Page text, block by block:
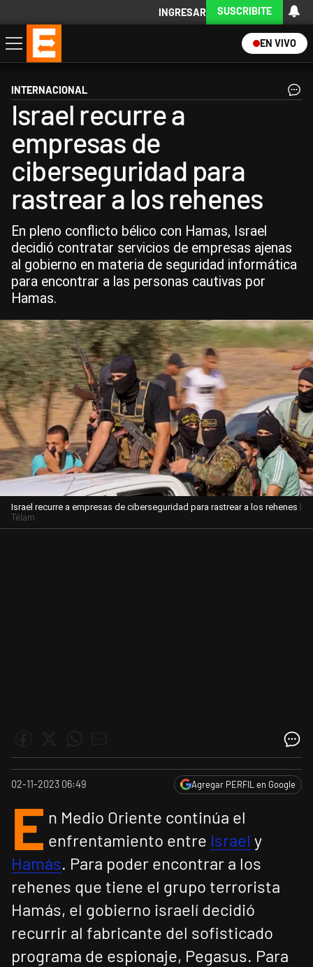
INGRESAR SUSCRIBITE
EN VIVO
Economía
Política
Internacional
Actualidad
Descargá la App
INTERNACIONAL
Israel recurre a
empresas de
ciberseguridad para
rastrear a los rehenes
En pleno conflicto bélico con Hamas, Israel
decidió contratar servicios de empresas ajenas
al gobierno en materia de seguridad informática
para encontrar a las personas cautivas por
Hamas.
Israel recurre a empresas de ciberseguridad para rastrear a los rehenes |
Télam
02-11-2023 06:49 Agregar PERFIL en Google
E n Medio Oriente continúa el
enfrentamiento entre Israel y
Hamás. Para poder encontrar a los
rehenes que tiene el grupo terrorista
Hamás, el gobierno israelí decidió
recurrir al fabricante del sofisticado
programa de espionaje, Pegasus. Para